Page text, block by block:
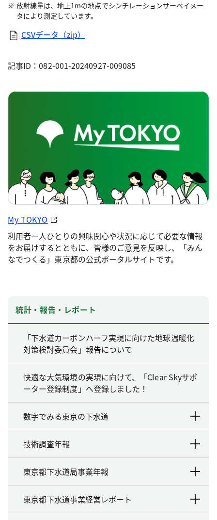
放射線量は、地上1mの地点でシンチレーションサーベイメー
タにより測定しています。
CSVデータ（zip）
記事ID：082-001-20240927-009085
My TOKYO
利用者一人ひとりの興味関心や状況に応じて必要な情報
をお届けするとともに、皆様のご意見を反映し、「みん
なでつくる」東京都の公式ポータルサイトです。
統計・報告・レポート
「下水道カーボンハーフ実現に向けた地球温暖化
対策検討委員会」報告について
快適な大気環境の実現に向けて、「Clear Skyサポ
ーター登録制度」へ登録しました！
数字でみる東京の下水道
技術調査年報
東京都下水道局事業年報
東京都下水道事業経営レポート